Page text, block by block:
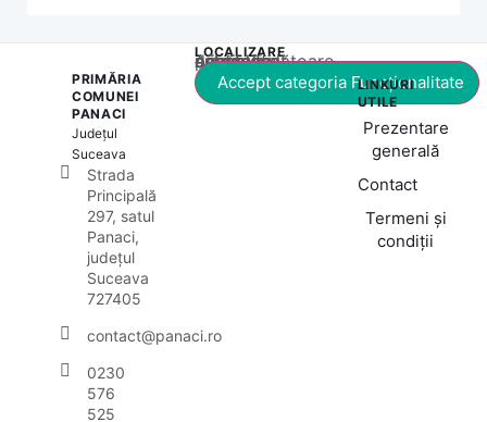
PRIMĂRIA
COMUNEI
PANACI
Județul
Suceava
Strada
Principală
297, satul
Panaci,
județul
Suceava
727405
contact@panaci.ro
0230
576
525
LOCALIZARE
Acest conținut este blocat până când acceptați categoria corespunzătoare de cookie-uri.
Accept categoria Funcționalitate
LINKURI
UTILE
Prezentare
generală
Contact
Termeni și
condiții